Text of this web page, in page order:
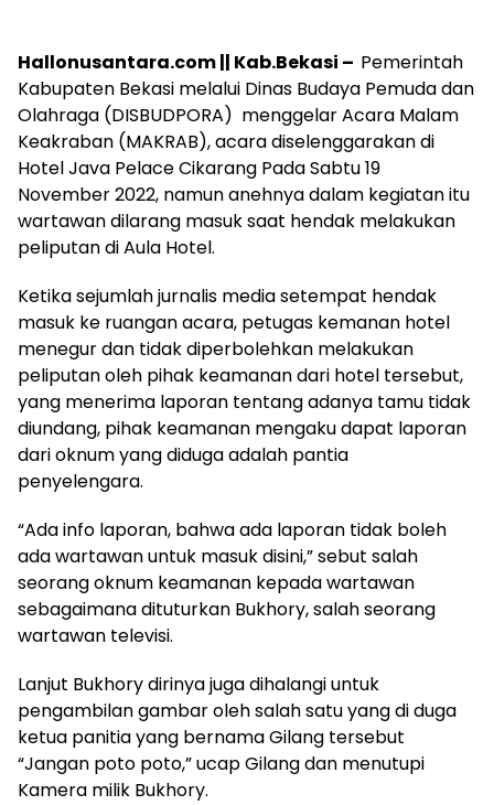
Hallonusantara.com || Kab.Bekasi – Pemerintah
Kabupaten Bekasi melalui Dinas Budaya Pemuda dan
Olahraga (DISBUDPORA) menggelar Acara Malam
Keakraban (MAKRAB), acara diselenggarakan di
Hotel Java Pelace Cikarang Pada Sabtu 19
November 2022, namun anehnya dalam kegiatan itu
wartawan dilarang masuk saat hendak melakukan
peliputan di Aula Hotel.
Ketika sejumlah jurnalis media setempat hendak
masuk ke ruangan acara, petugas kemanan hotel
menegur dan tidak diperbolehkan melakukan
peliputan oleh pihak keamanan dari hotel tersebut,
yang menerima laporan tentang adanya tamu tidak
diundang, pihak keamanan mengaku dapat laporan
dari oknum yang diduga adalah pantia
penyelengara.
“Ada info laporan, bahwa ada laporan tidak boleh
ada wartawan untuk masuk disini,” sebut salah
seorang oknum keamanan kepada wartawan
sebagaimana dituturkan Bukhory, salah seorang
wartawan televisi.
Lanjut Bukhory dirinya juga dihalangi untuk
pengambilan gambar oleh salah satu yang di duga
ketua panitia yang bernama Gilang tersebut
“Jangan poto poto,” ucap Gilang dan menutupi
Kamera milik Bukhory.